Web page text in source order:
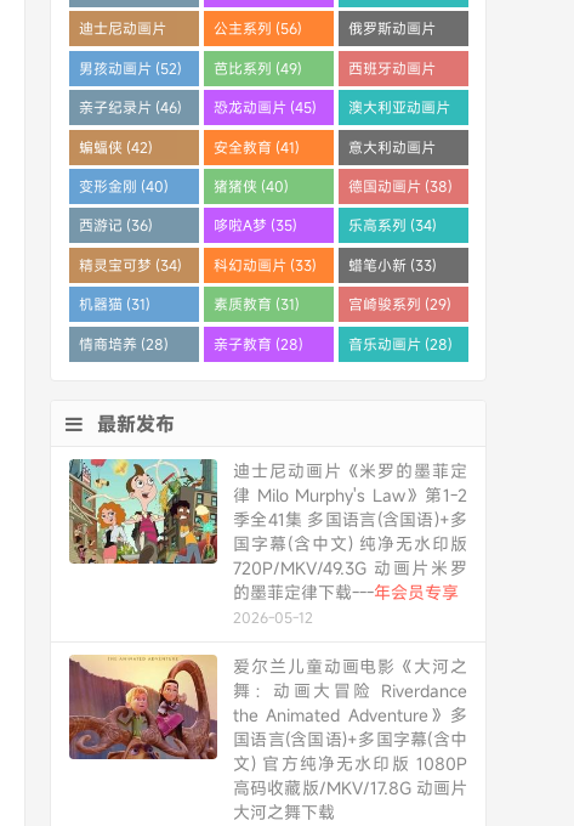
(64)
(61)
迪士尼动画片
(59)
公主系列 (56)
俄罗斯动画片
(55)
男孩动画片 (52) 芭比系列 (49)
西班牙动画片
(46)
亲子纪录片 (46) 恐龙动画片 (45)
澳大利亚动画片
(45)
蝙蝠侠 (42) 安全教育 (41)
意大利动画片
(41)
变形金刚 (40) 猪猪侠 (40) 德国动画片 (38)
西游记 (36) 哆啦A梦 (35) 乐高系列 (34)
精灵宝可梦 (34) 科幻动画片 (33) 蜡笔小新 (33)
机器猫 (31) 素质教育 (31) 宫崎骏系列 (29)
情商培养 (28) 亲子教育 (28) 音乐动画片 (28)
最新发布
迪士尼动画片《米罗的墨菲定
律 Milo Murphy's Law》第1-2
季全41集 多国语言(含国语)+多
国字幕(含中文) 纯净无水印版
720P/MKV/49.3G 动画片米罗
的墨菲定律下载---年会员专享
2026-05-12
爱尔兰儿童动画电影《大河之
舞：动画大冒险 Riverdance
the Animated Adventure》多
国语言(含国语)+多国字幕(含中
文) 官方纯净无水印版 1080P
高码收藏版/MKV/17.8G 动画片
大河之舞下载